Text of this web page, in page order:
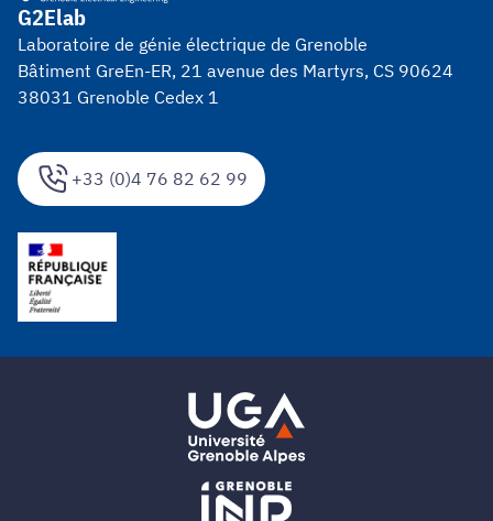
+33 (0)4 76 82 62 99
G2Elab
Laboratoire de génie électrique de Grenoble
Bâtiment GreEn-ER, 21 avenue des Martyrs, CS 90624
38031 Grenoble Cedex 1